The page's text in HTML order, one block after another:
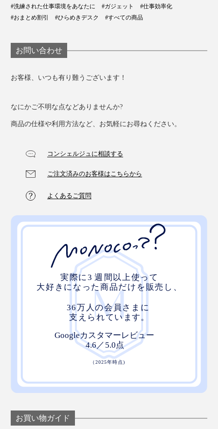
カーナビの設置やアップデートが面倒で、iPhoneの地図
その際、多くの車載スマホホルダーは、粘着テープで本
になってしまいます。
「マジェットスタンド」なら、車のダッシュボードにプ
レートを貼り付けておくだけで準備完了！
使いたい時は、プレート上に「マジェットスタンド」を
ピタッとくっつけるだけ。
チャージリング」も装着しておけば、充電
ダッシュボード上に残るのは平らなプレートのみ。レザ
ータッチな風合いなので、車内の景観も損ないません。
#洗練された仕事環境をあなたに #ガジェット
#仕事効率化
#おまとめ割引
#ひらめきデスク #すべての商品
お問い合わせ
お客様、いつも有り難うございます！
なにかご不明な点などありませんか?
商品の仕様や利用方法など、お気軽にお尋ねください。
コンシェルジュに相談する
ご注文済みのお客様はこちらから
よくあるご質問
お買い物ガイド